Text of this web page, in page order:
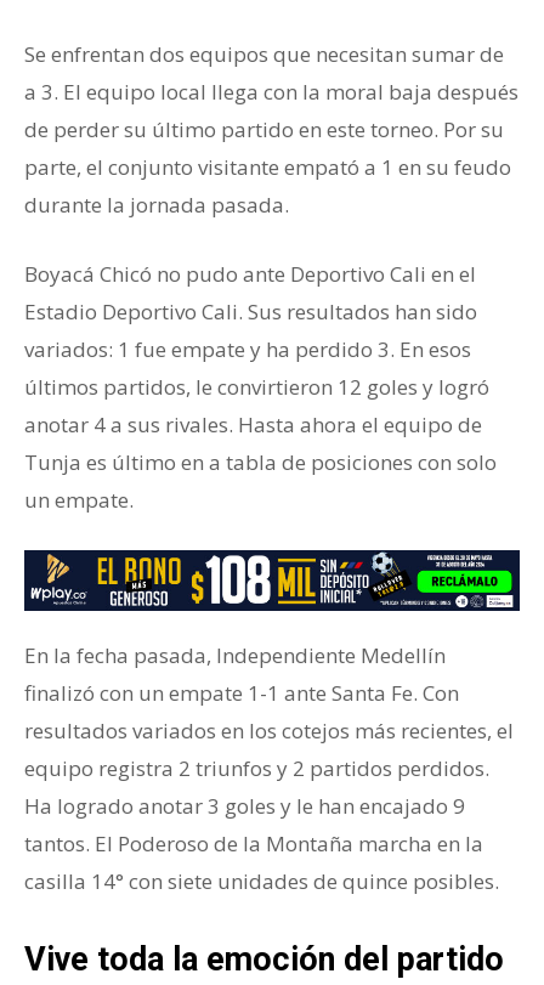
Se enfrentan dos equipos que necesitan sumar de
a 3. El equipo local llega con la moral baja después
de perder su último partido en este torneo. Por su
parte, el conjunto visitante empató a 1 en su feudo
durante la jornada pasada.
Boyacá Chicó no pudo ante Deportivo Cali en el
Estadio Deportivo Cali. Sus resultados han sido
variados: 1 fue empate y ha perdido 3. En esos
últimos partidos, le convirtieron 12 goles y logró
anotar 4 a sus rivales. Hasta ahora el equipo de
Tunja es último en a tabla de posiciones con solo
un empate.
En la fecha pasada, Independiente Medellín
finalizó con un empate 1-1 ante Santa Fe. Con
resultados variados en los cotejos más recientes, el
equipo registra 2 triunfos y 2 partidos perdidos.
Ha logrado anotar 3 goles y le han encajado 9
tantos. El Poderoso de la Montaña marcha en la
casilla 14° con siete unidades de quince posibles.
Vive toda la emoción del partido